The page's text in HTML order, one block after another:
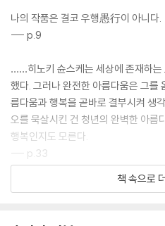
나의 작품은 결코 우행愚行이 아니다.
--- p.9
……히노키 슌스케는 세상에 존재하는
했다. 그러나 완전한 아름다움은 그를
름다움과 행복을 곧바로 결부시켜 생
오를 묵살시킨 건 청년의 완벽한 아름
행복인지도 모른다.
--- p.33
모든 문체는 형용사부터 낡는다는 말
책 속으로